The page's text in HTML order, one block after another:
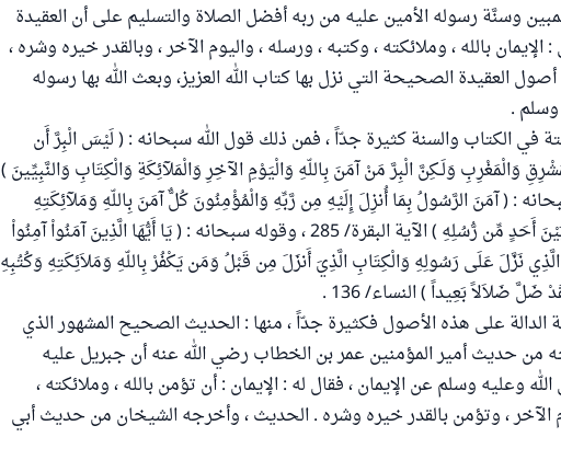
وسنَّة رسوله الأمين عليه من ربه أفضل الصلاة والتسليم على أن العقيدة
بالله ، وملائكته ، وكتبه ، ورسله ، واليوم الآخر ، وبالقدر خيره وشره ،
أصول العقيدة الصحيحة التي نزل بها كتاب الله العزيز، وبعث الله بها رسوله
وسلم .
في الكتاب والسنة كثيرة جدّاً ، فمن ذلك قول الله سبحانه : ( لَيْسَ الْبِرَّ أَن
وَالْمَغْرِبِ وَلَـكِنَّ الْبِرَّ مَنْ آمَنَ بِاللّهِ وَالْيَوْمِ الآخِرِ وَالْمَلآئِكَةِ وَالْكِتَابِ وَالنَّبِيِّينَ )
وقوله سبحانه : ( آمَنَ الرَّسُولُ بِمَا أُنزِلَ إِلَيْهِ مِن رَّبِّهِ وَالْمُؤْمِنُونَ كُلٌّ آمَنَ بِاللّهِ وَمَلآئِكَتِهِ
وَكُتُبِهِ وَرُسُلِهِ لاَ نُفَرِّقُ بَيْنَ أَحَدٍ مِّن رُّسُلِهِ ) الآية البقرة/ 285 ، وقوله سبحانه : ( يَا أَيُّهَا الَّذِينَ آمَنُواْ آمِنُواْ
نَزَّلَ عَلَى رَسُولِهِ وَالْكِتَابِ الَّذِيَ أَنزَلَ مِن قَبْلُ وَمَن يَكْفُرْ بِاللّهِ وَمَلاَئِكَتِهِ وَكُتُبِهِ
ضَلاَلاً بَعِيداً ) النساء/ 136 .
الدالة على هذه الأصول فكثيرة جدّاً ، منها : الحديث الصحيح المشهور الذي
حديث أمير المؤمنين عمر بن الخطاب رضي الله عنه أن جبريل عليه
وعليه وسلم عن الإيمان ، فقال له : الإيمان : أن تؤمن بالله ، وملائكته ،
الآخر ، وتؤمن بالقدر خيره وشره . الحديث ، وأخرجه الشيخان من حديث أبي